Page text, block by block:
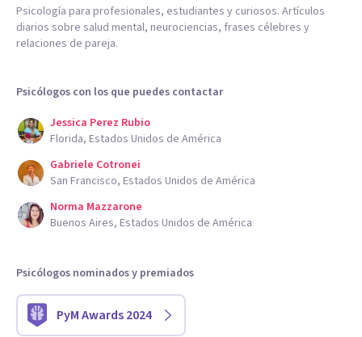
Psicología para profesionales, estudiantes y curiosos. Artículos
diarios sobre salud mental, neurociencias, frases célebres y
relaciones de pareja.
Psicólogos con los que puedes contactar
Jessica Perez Rubio
Florida, Estados Unidos de América
Gabriele Cotronei
San Francisco, Estados Unidos de América
Norma Mazzarone
Buenos Aires, Estados Unidos de América
Psicólogos nominados y premiados
PyM Awards 2024